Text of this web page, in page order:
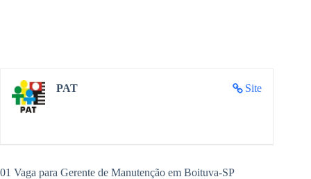
Site
PAT
01 Vaga para Gerente de Manutenção em Boituva-SP